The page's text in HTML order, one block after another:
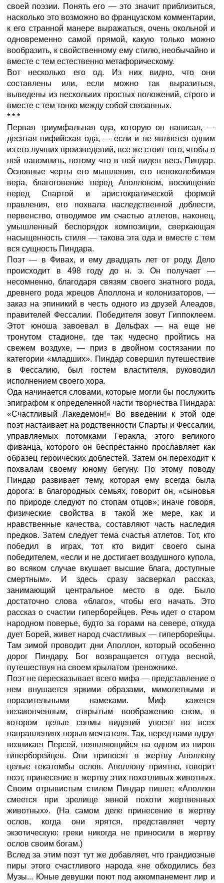
своей поэзии. Понять его — это значит приблизиться,
насколько это возможно во французском комментарии,
к его странной манере выражаться, очень окольной и
одновременно самой прямой, какую только можно
вообразить, к свойственному ему стилю, необычайно и
вместе с тем естественно метафорическому.
Вот несколько его од. Из них видно, что они
составлены или, если можно так выразиться,
выведены из нескольких простых положений, строго и
вместе с тем тонко между собой связанных.
* * *
Первая триумфальная ода, которую он написал, —
десятая пифийская ода, — если и не является одним
из его лучших произведений, все же стоит того, чтобы о
ней напомнить, потому что в ней виден весь Пиндар.
Основные черты его мышления, его непоколебимая
вера, благоговение перед Аполлоном, восхищение
перед Спартой и аристократической формой
правления, его похвала наследственной доблести,
первенство, отводимое им счастью атлетов, наконец,
умышленный беспорядок композиции, сверкающая
насыщенность стиля — такова эта ода и вместе с тем
вся сущность Пиндара.
Поэт — в Фивах, и ему двадцать лет от роду. Дело
происходит в 498 году до н. э. Он получает —
несомненно, благодаря связям своего знатного рода,
древнего рода жрецов Аполлона и колонизаторов, —
заказ на эпиникий в честь одного из друзей Алеадов,
правителей Фессалии. Победителя зовут Гиппоклеем.
Этот юноша завоевал в Дельфах — на еще не
тронутом стадионе, где так чудесно пройтись на
свежем воздухе, — приз в двойном состязании по
категории «младших». Пиндар совершил путешествие
в Фессалию, был гостем властителя, руководил
исполнением своего хора.
Ода начинается словами, которые могли бы послужить
эпиграфом к определенной части творчества Пиндара:
«Счастливый Лакедемон!» Во введении к этой оде
поэт настаивает на родственности Спарты и Фессалии,
управляемых потомками Геракла, этого великого
фиванца, которого он беспрестанно прославляет как
образец героических доблестей. Затем он переходит к
похвалам своему юному бегуну. По этому поводу
Пиндар развивает тему, которая ему всегда была
дорога: в благородных семьях, говорит он, «сыновья
по природе следуют по стопам отцов»; иначе говоря,
физические свойства в такой же мере, как и
нравственные качества, составляют часть наследия
предков. Затем следует тема счастья атлетов. Тот, кто
победил в играх, тот кто видит своего сына
победителем, «если и не достигает воздушного купола,
во всяком случае вкушает высшие блага, доступные
смертным». И здесь сразу засверкал рассказ,
занимающий центральное место в оде. Было
достаточно слова «благо», чтобы его начать. Это
рассказ о счастии гиперборейцев. Речь идет о старом
народном поверье, будто за горами на севере, откуда
дует Борей, живет народ счастливых — гиперборейцы.
Там зимой проводит дни Аполлон, который особенно
дорог Пиндару. Бог возвращается оттуда весной,
путешествуя на своем крылатом треножнике.
Поэт не пересказывает всего мифа — представление о
нем внушается яркими образами, мимолетными и
поразительными намеками. Миф кажется
незаконченным, открытым воображению сном, в
котором целые сонмы видений уносят во всех
направлениях порыв мечтателя. Так, перед нами вдруг
возникает Персей, появляющийся на одном из пиров
гиперборейцев. Они приносят в жертву Аполлону
целые гекатомбы ослов. Аполлону приятно, говорит
поэт, принесение в жертву этих похотливых животных.
Своим отрывистым стилем Пиндар пишет: «Аполлон
смеется при зрелище явной похоти жертвенных
животных». (На самом деле принесение в жертву
ослов, когда они ярятся, представляет черту
экзотическую: греки никогда не приносили в жертву
ослов своим богам.)
Вслед за этим поэт тут же добавляет, что грандиозные
пиры этого счастливого народа «не обходились без
Музы... Юные девушки поют под аккомпанемент лир и